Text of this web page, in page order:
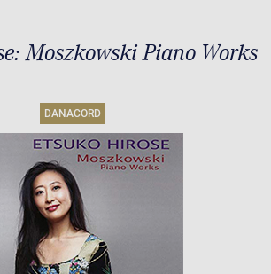
Moszkowski Piano Works
DANACORD